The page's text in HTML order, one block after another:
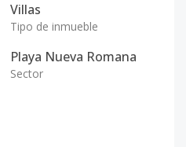
Villas
Tipo de inmueble
Playa Nueva Romana
Sector